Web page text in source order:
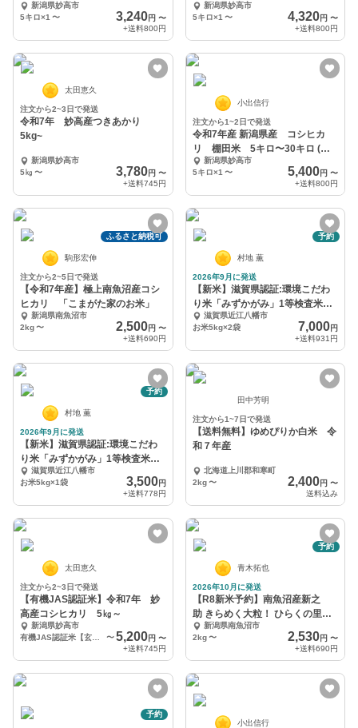
米)新潟県妙高市
5キロ×1 〜 3,240円 〜
+送料800円
新潟県妙高市
5キロ×1 〜 4,320円 〜
+送料800円
太田恵久
注文から2~3日で発送
令和7年 妙高産つきあかり
5kg~
新潟県妙高市
5㎏ 〜 3,780円 〜
+送料745円
小出信行
注文から1~2日で発送
令和7年産 新潟県産 コシヒカ
リ 棚田米 5キロ〜30キロ (白
米)新潟県妙高市
5キロ×1 〜 5,400円 〜
+送料800円
ふるさと納税可
駒形宏伸
注文から2~5日で発送
【令和7年産】極上南魚沼産コシ
ヒカリ 「こまがた家のお米」
新潟県南魚沼市
2kg〜 2,500円 〜
+送料690円
予約
村地 薫
2026年9月に発送
【新米】滋賀県認証:環境こだわ
り米「みずかがみ」1等検査米
10kg滋賀県近江八幡市
お米5kg×2袋
7,000円
+送料931円
予約
村地 薫
2026年9月に発送
【新米】滋賀県認証:環境こだわ
り米「みずかがみ」1等検査米
5kg滋賀県近江八幡市
お米5kg×1袋
3,500円
+送料778円
田中芳明
注文から1~7日で発送
【送料無料】ゆめぴりか白米 令
和７年産
北海道上川郡和寒町
2kg 〜 2,400円 〜
送料込み
太田恵久
注文から2~3日で発送
【有機JAS認証米】令和7年 妙
高産コシヒカリ 5㎏～
新潟県妙高市
〜 5,200円 〜
+送料745円
予約
青木拓也
2026年10月に発送
【R8新米予約】南魚沼産新之
助 きらめく大粒！ ひらくの里フ
ァーム
新潟県南魚沼市
2kg 〜 2,530円 〜
+送料690円
予約
小出信行